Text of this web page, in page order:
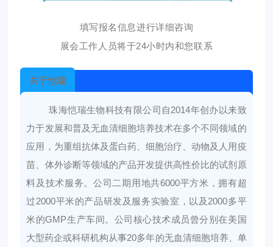
填写报名信息进行详细咨询
展会工作人员将于24小时内和您联系
关于恺瑞
珠海恺瑞生物科技有限公司自2014年创办以来致
力于发展和普及无血清细胞培养技术在多个不同领域的
应用，为重组抗体及蛋白药、细胞治疗、动物及人用疫
苗、体外诊断等领域的产品开发提供高性价比的试剂原
料及技术服务。公司二期用地共6000平方米，拥有超
过2000平米的产品研发及服务实验室，以及2000多平
米的GMP生产车间。公司核心技术成员曾分别在美国
大型药企或科研机构从事20多年的无血清细胞培养、单